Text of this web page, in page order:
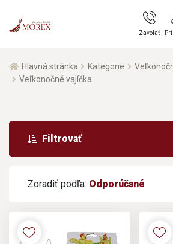
Zavolať
Hlavná stránka Kategorie
Veľkonočné vajíčka
Zoradiť podľa: Odporúčané
Filtrovať